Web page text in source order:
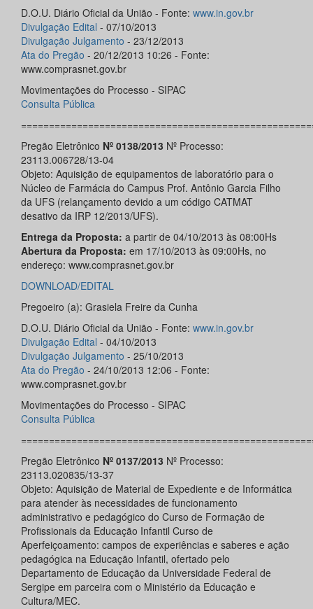
D.O.U. Diário Oficial da União - Fonte: www.in.gov.br
Divulgação Edital - 07/10/2013
Divulgação Julgamento - 23/12/2013
Ata do Pregão - 20/12/2013 10:26 - Fonte:
www.comprasnet.gov.br
Movimentações do Processo - SIPAC
Consulta Pública
Pregão Eletrônico Nº 0138/2013 Nº Processo:
23113.006728/13-04
Objeto: Aquisição de equipamentos de laboratório para o
Núcleo de Farmácia do Campus Prof. Antônio Garcia Filho
da UFS (relançamento devido a um código CATMAT
desativo da IRP 12/2013/UFS).
Entrega da Proposta: a partir de 04/10/2013 às 08:00Hs
Abertura da Proposta: em 17/10/2013 às 09:00Hs, no
endereço: www.comprasnet.gov.br
DOWNLOAD/EDITAL
Pregoeiro (a): Grasiela Freire da Cunha
D.O.U. Diário Oficial da União - Fonte: www.in.gov.br
Divulgação Edital - 04/10/2013
Divulgação Julgamento - 25/10/2013
Ata do Pregão - 24/10/2013 12:06 - Fonte:
www.comprasnet.gov.br
Movimentações do Processo - SIPAC
Consulta Pública
Pregão Eletrônico Nº 0137/2013 Nº Processo:
23113.020835/13-37
Objeto: Aquisição de Material de Expediente e de Informática
para atender às necessidades de funcionamento
administrativo e pedagógico do Curso de Formação de
Profissionais da Educação Infantil Curso de
Aperfeiçoamento: campos de experiências e saberes e ação
pedagógica na Educação Infantil, ofertado pelo
Departamento de Educação da Universidade Federal de
Sergipe em parceira com o Ministério da Educação e
Cultura/MEC.